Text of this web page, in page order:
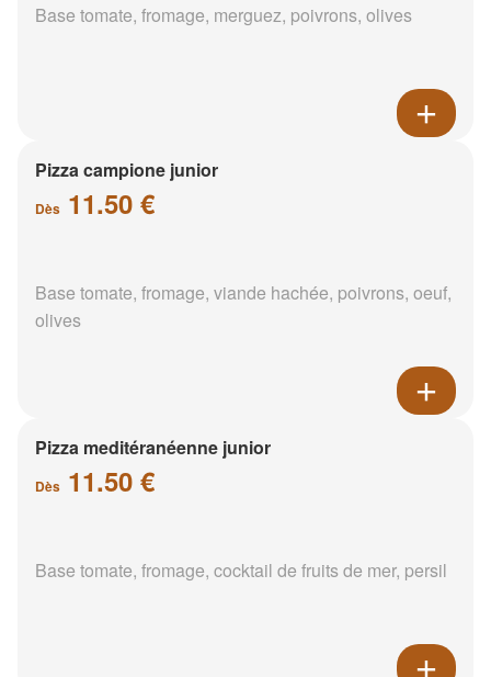
Base tomate, fromage, merguez, poivrons, olives
Pizza campione junior
Dès 11.50 €
Base tomate, fromage, viande hachée, poivrons, oeuf,
olives
Pizza meditéranéenne junior
Dès 11.50 €
Base tomate, fromage, cocktail de fruits de mer, persil